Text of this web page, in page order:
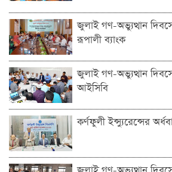
জুলাই গণ-অভ্যুত্থান
রূপালী ব্যাংক
জুলাই গণ-অভ্যুত্থান
আইসিবি
কর্ণফুলী ইন্স্যুরেন্সের